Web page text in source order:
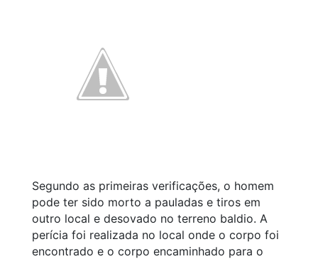
Segundo as primeiras verificações, o homem
pode ter sido morto a pauladas e tiros em
outro local e desovado no terreno baldio. A
perícia foi realizada no local onde o corpo foi
encontrado e o corpo encaminhado para o